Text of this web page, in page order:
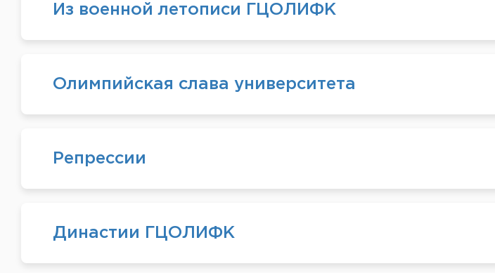
Из военной летописи ГЦОЛИФК
Олимпийская слава университета
Репрессии
Династии ГЦОЛИФК